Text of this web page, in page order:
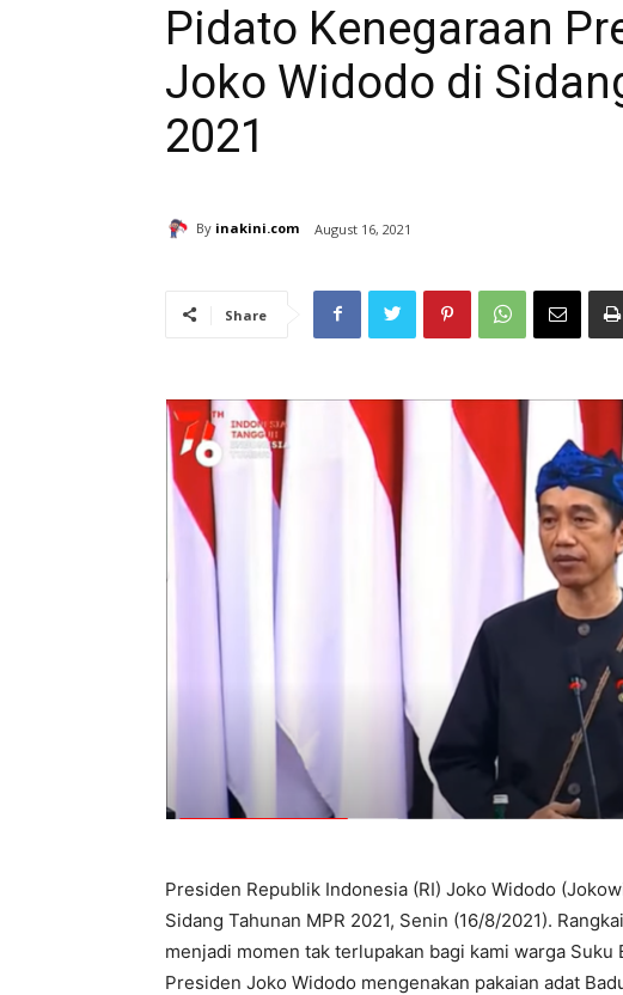
Pidato Kenegaraan
Joko Widodo di
2021
By inakini.com August 16, 2021
Share
Presiden Republik Indonesia (RI) Joko Widodo
Sidang Tahunan MPR 2021, Senin (16/8/2021).
menjadi momen tak terlupakan bagi kami warga Suku
Presiden Joko Widodo mengenakan pakaian adat